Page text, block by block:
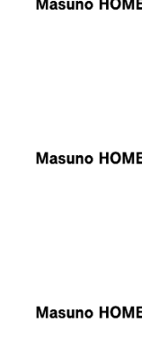
家づくり相談会